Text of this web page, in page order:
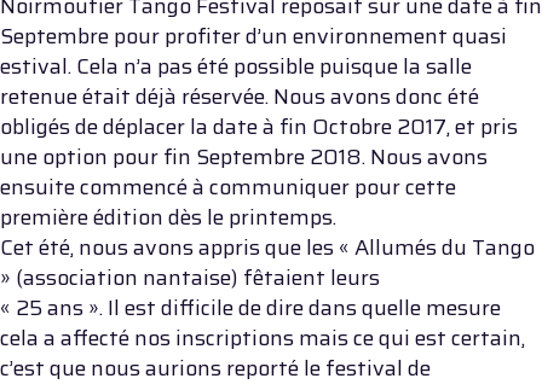
Septembre pour profiter d’un environnement quasi
estival. Cela n’a pas été possible puisque la salle
retenue était déjà réservée. Nous avons donc été
obligés de déplacer la date à fin Octobre 2017, et pris
une option pour fin Septembre 2018. Nous avons
ensuite commencé à communiquer pour cette
première édition dès le printemps.
Cet été, nous avons appris que les « Allumés du Tango
» (association nantaise) fêtaient leurs
« 25 ans ». Il est difficile de dire dans quelle mesure
cela a affecté nos inscriptions mais ce qui est certain,
c’est que nous aurions reporté le festival de